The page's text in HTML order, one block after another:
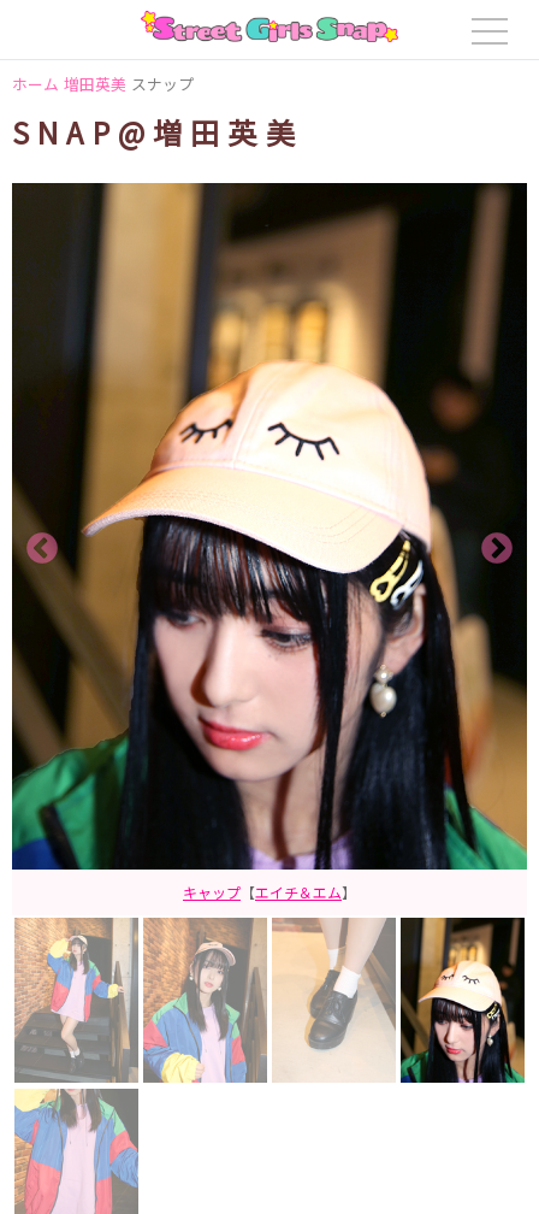
ホーム 増田英美 スナップ
SNAP@増田英美
キャップ 【エイチ＆エム】